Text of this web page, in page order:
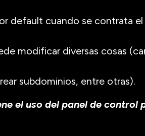
default cuando se contrata el
modificar diversas cosas
subdominios, entre otras).
el uso del panel de control